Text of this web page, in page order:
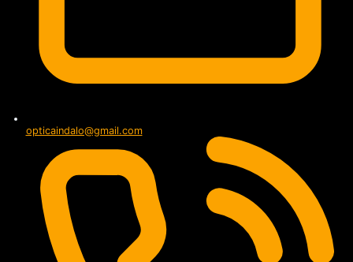
opticaindalo@gmail.com